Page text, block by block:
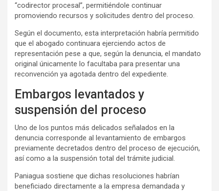
“codirector procesal”, permitiéndole continuar
promoviendo recursos y solicitudes dentro del proceso.
Según el documento, esta interpretación habría permitido
que el abogado continuara ejerciendo actos de
representación pese a que, según la denuncia, el mandato
original únicamente lo facultaba para presentar una
reconvención ya agotada dentro del expediente.
Embargos levantados y
suspensión del proceso
Uno de los puntos más delicados señalados en la
denuncia corresponde al levantamiento de embargos
previamente decretados dentro del proceso de ejecución,
así como a la suspensión total del trámite judicial.
Paniagua sostiene que dichas resoluciones habrían
beneficiado directamente a la empresa demandada y